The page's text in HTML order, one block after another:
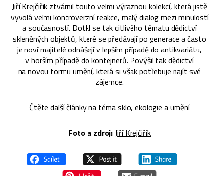
Jiří Krejčiřík ztvárnil touto velmi výraznou kolekcí, která jistě
vyvolá velmi kontroverzní reakce, malý dialog mezi minulostí
a současností. Dotkl se tak citlivého tématu dědictví
skleněných objektů, které se předávají po generace a často
je noví majitelé odnášejí v lepším případě do antikvariátu,
v horším případě do kontejnerů. Povýšil tak dědictví
na novou formu umění, která si však potřebuje najít své
zájemce.
Čtěte další články na témasklo, ekologie aumění
Foto a zdroj:Jiří Krejčiřík